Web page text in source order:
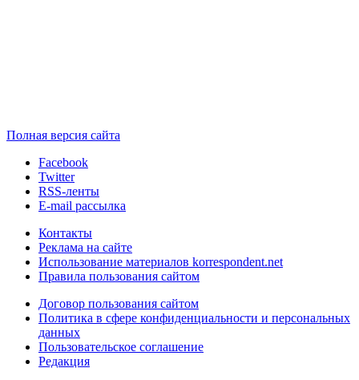
Полная версия сайта
Facebook
Twitter
RSS-ленты
E-mail рассылка
Контакты
Реклама на сайте
Использование материалов korrespondent.net
Правила пользования сайтом
Договор пользования сайтом
Политика в сфере конфиденциальности и персональных
данных
Пользовательское соглашение
Редакция